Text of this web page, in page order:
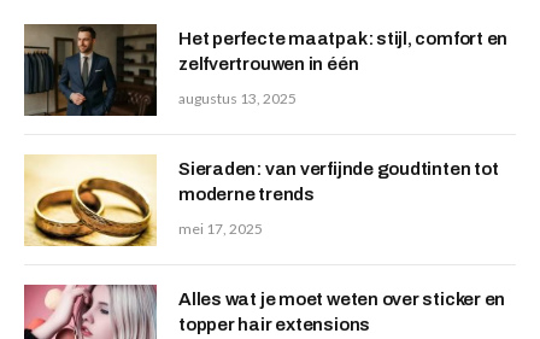
Het perfecte maatpak: stijl, comfort en
zelfvertrouwen in één
augustus 13, 2025
Sieraden: van verfijnde goudtinten tot
moderne trends
mei 17, 2025
Alles wat je moet weten over sticker en
topper hair extensions